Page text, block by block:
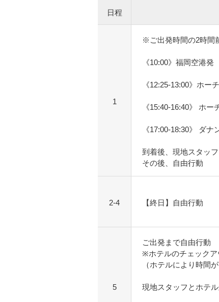
日程
1
※ご出発時間の2時間
《10:00》福岡空港発
《12:25-13:00》ホー
《15:40-16:40》 ホ
《17:00-18:30》 ダナ
到着後、現地スタッ
その後、自由行動
2-4 【終日】自由行動
5
ご出発まで自由行動
※ホテルのチェックア
（ホテルにより時間
現地スタッフとホテ